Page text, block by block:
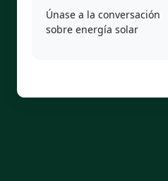
Únase a la conversación
sobre energía solar